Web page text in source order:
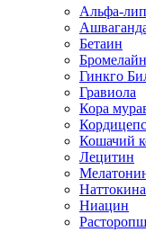
Альфа-
Бетаин
Бромелайн
Гинкго
Гравиола
Кора
Кордицепс
Кошачий
Лецитин
Ниацин